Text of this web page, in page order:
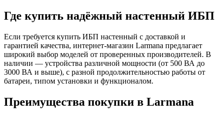
Где купить надёжный настенный ИБП
Если требуется купить ИБП настенный с доставкой и
гарантией качества, интернет-магазин Larmana предлагает
широкий выбор моделей от проверенных производителей. В
наличии — устройства различной мощности (от 500 ВА до
3000 ВА и выше), с разной продолжительностью работы от
батареи, типом установки и функционалом.
Преимущества покупки в Larmana